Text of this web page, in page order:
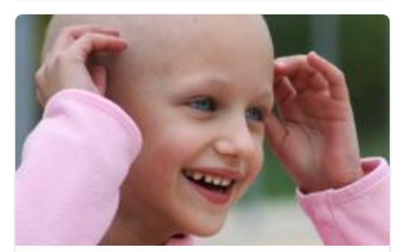
juga memberikan resiko lebih besar bagi Anda
untuk mendapatkan penyakit kronis semacam
diabetes, jantung dan kolesterol. Karena itu
banyak orang berjuang keras untuk
mendapatkan berat tubuh yang ideal. Tidak
hanya dengan diet namun juga dengan
mengkonsumsiÂ obat diet herbal. Baca juga :Â 5
Cara Mengatasi Kolesterol Tinggi Â Cara
Menurunkan Berat Badan Tanpa Obat Kelebihan
berat badan atau obesitas biasanya disebabkan
oleh pola makan yang salah. Karena itu untuk